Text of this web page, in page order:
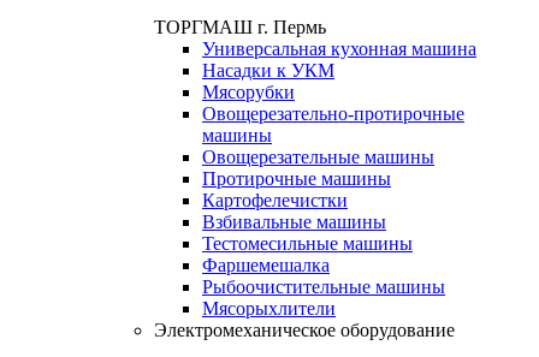
ТОРГМАШ г. Пермь
Универсальная кухонная машина
Насадки к УКМ
Мясорубки
Овощерезательно-протирочные
машины
Овощерезательные машины
Протирочные машины
Картофелечистки
Взбивальные машины
Тестомесильные машины
Фаршемешалка
Рыбоочистительные машины
Мясорыхлители
Электромеханическое оборудование